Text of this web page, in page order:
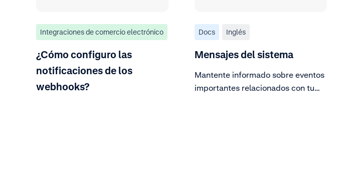
Integraciones de comercio electrónico
¿Cómo configuro las
notificaciones de los
webhooks?
Docs Inglés
Mensajes del sistema
Mantente informado sobre eventos
importantes relacionados con tu